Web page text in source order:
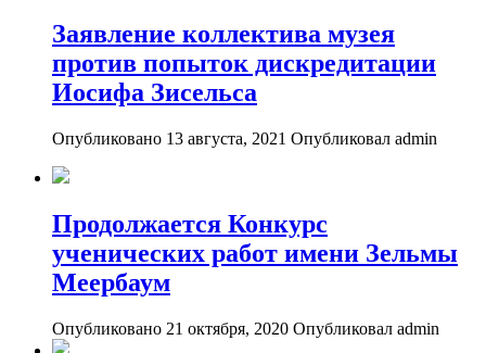
Заявление коллектива музея
против попыток дискредитации
Иосифа Зисельса
Опубликовано 13 августа, 2021 Опубликовал admin
Продолжается Конкурс
ученических работ имени Зельмы
Меербаум
Опубликовано 21 октября, 2020 Опубликовал admin